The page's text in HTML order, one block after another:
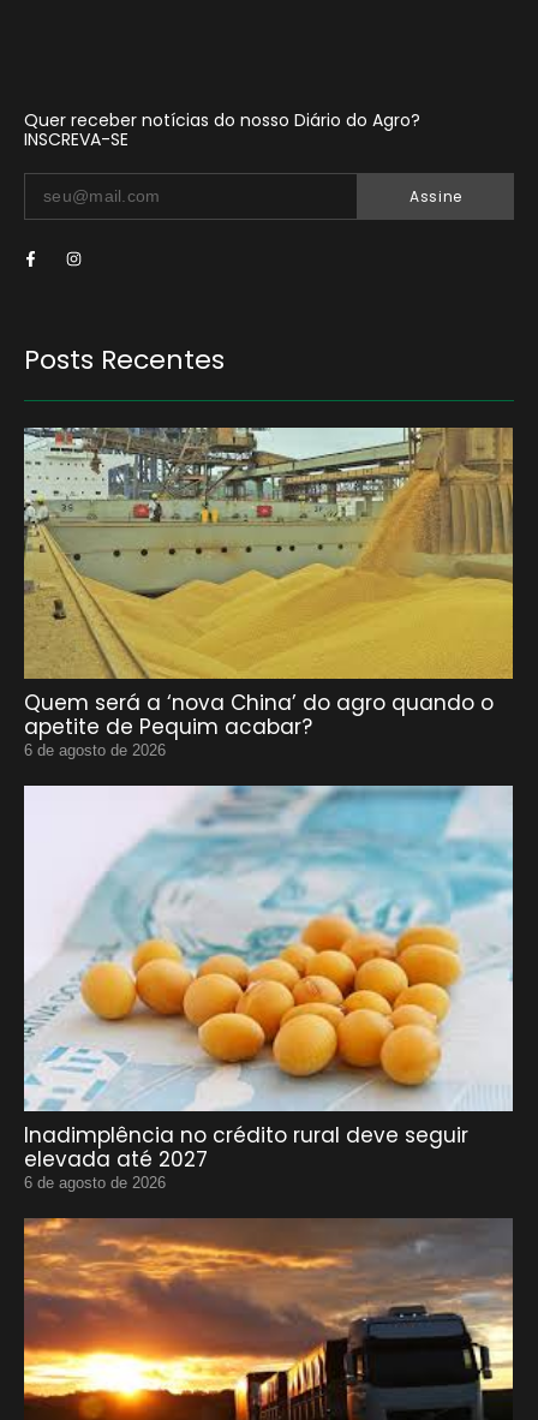
Quer receber notícias do nosso Diário do Agro?
INSCREVA-SE
Assine
Posts Recentes
Quem será a ‘nova China’ do agro quando o
apetite de Pequim acabar?
6 de agosto de 2026
Inadimplência no crédito rural deve seguir
elevada até 2027
6 de agosto de 2026